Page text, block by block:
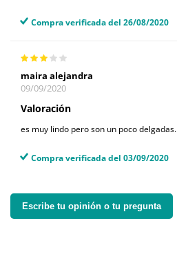
Compra verificada del 26/08/2020
maira alejandra
09/09/2020
Valoración
es muy lindo pero son un poco delgadas.
Compra verificada del 03/09/2020
Escribe tu opinión o tu pregunta